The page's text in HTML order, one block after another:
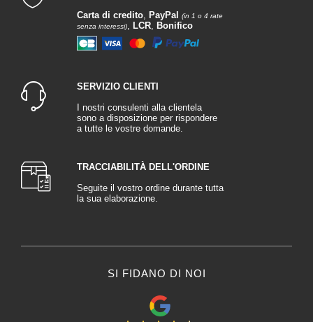
Carta di credito, PayPal
(in 1 o 4 rate
senza interessi), LCR, Bonifico
SERVIZIO CLIENTI
I nostri consulenti alla clientela
sono a disposizione per rispondere
a tutte le vostre domande.
TRACCIABILITÀ DELL'ORDINE
Seguite il vostro ordine durante tutta
la sua elaborazione.
SI FIDANO DI NOI